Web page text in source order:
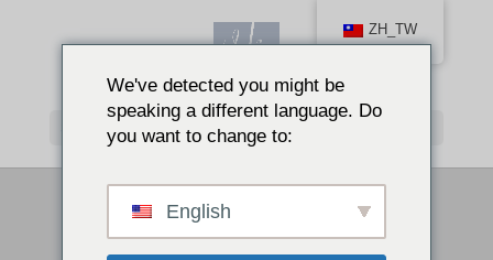
ZH_TW
We've detected you might be
speaking a different language. Do
you want to change to:
English